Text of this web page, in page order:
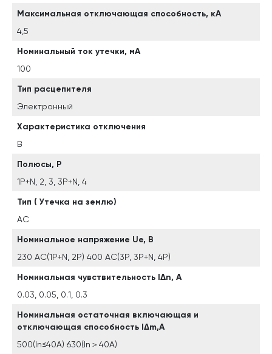
Максимальная отключающая способность, кА
4,5
Номинальный ток утечки, мА
100
Тип расцепителя
Электронный
Характеристика отключения
B
Полюсы, P
1P+N, 2, 3, 3P+N, 4
Тип ( Утечка на землю)
AC
Номинальное напряжение Ue, В
230 AC(1P+N, 2P) 400 AC(3P, 3P+N, 4P)
Номинальная чувствительность lΔn, А
0.03, 0.05, 0.1, 0.3
Номинальная остаточная включающая и
отключающая способность lΔm,А
500(In≤40A) 630(In＞40A)